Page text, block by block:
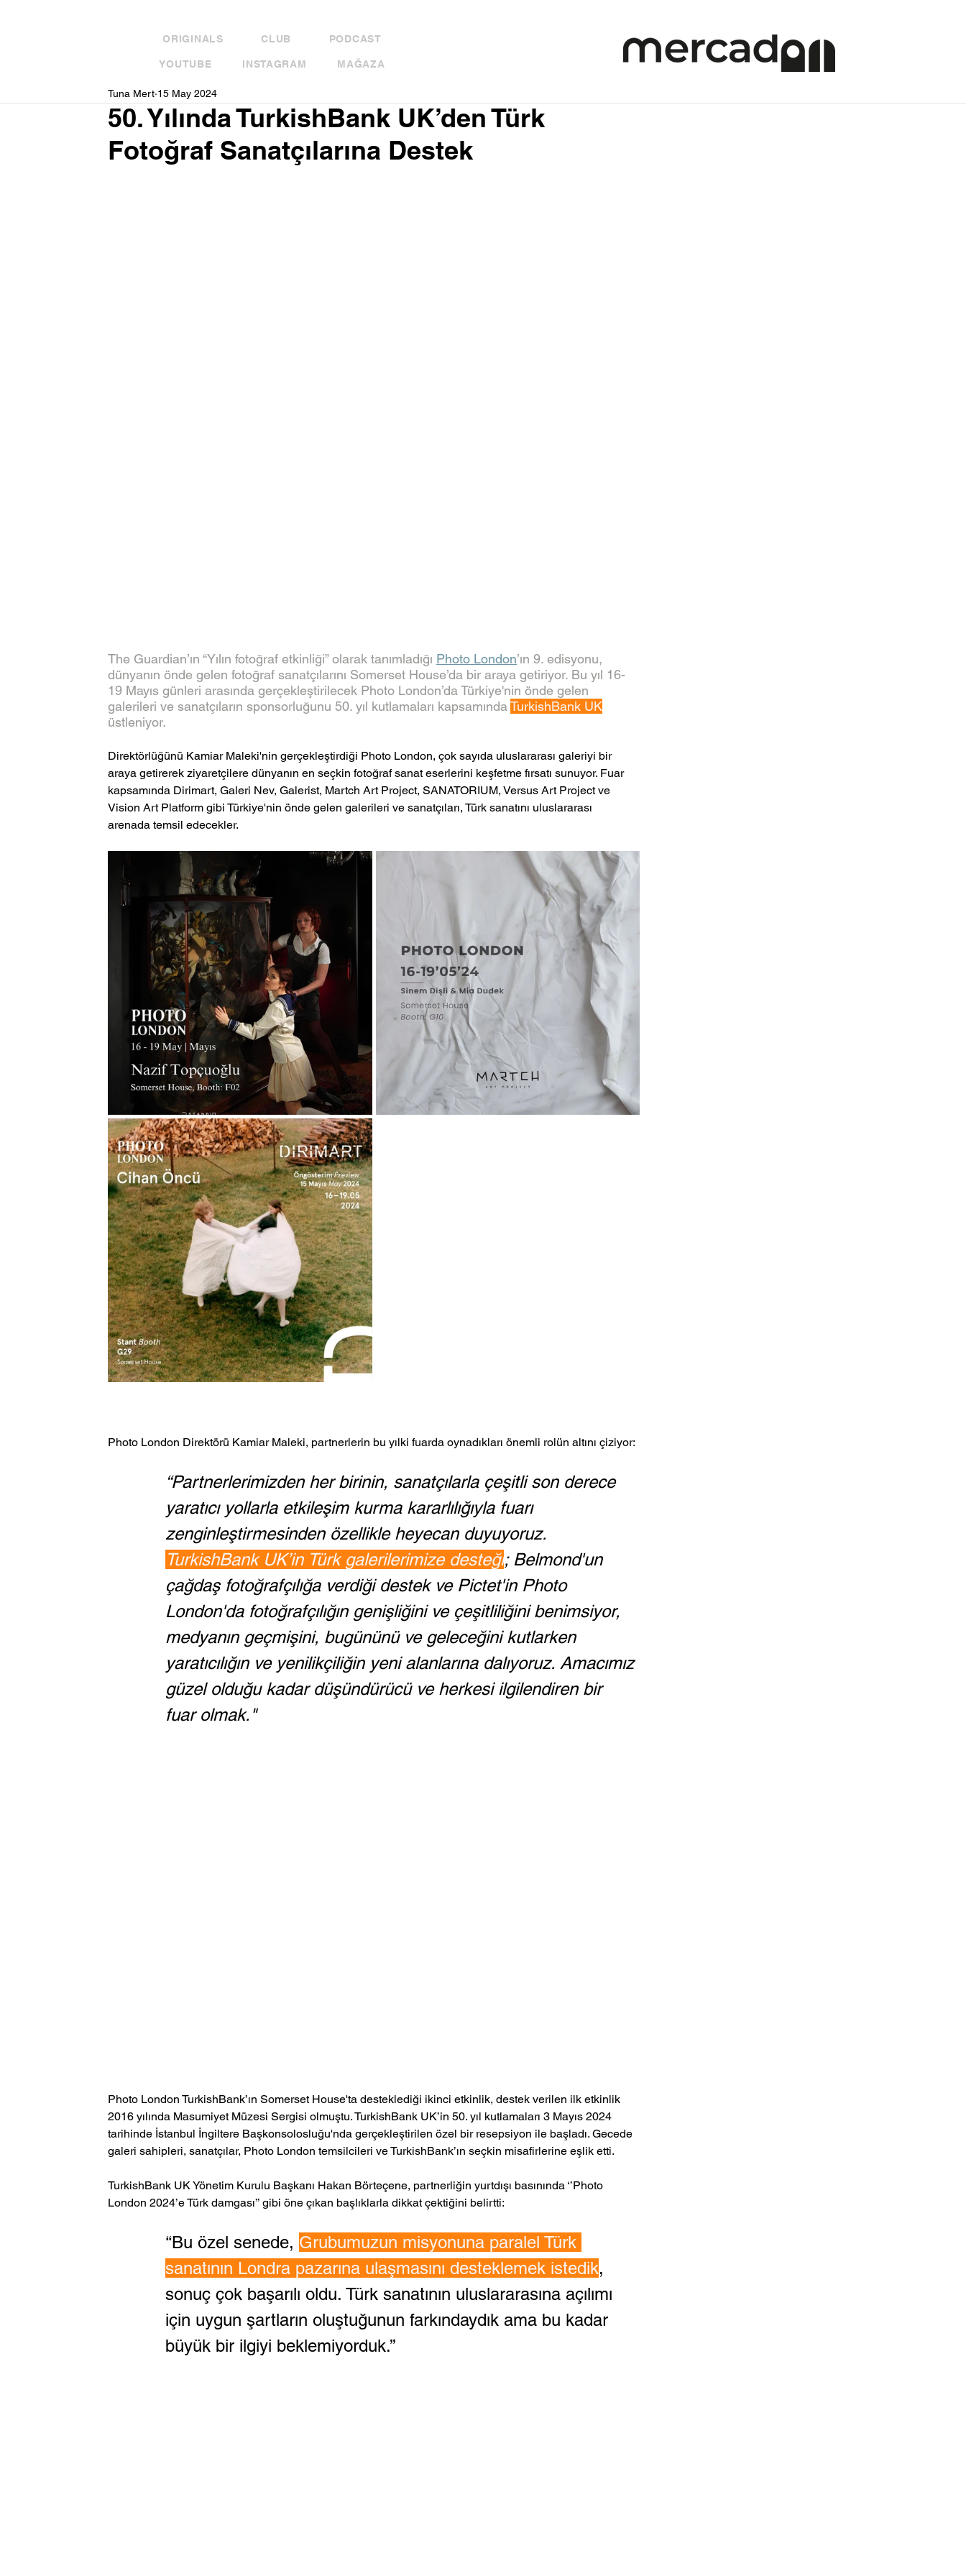
ORIGINALS CLUB PODCAST
YOUTUBE INSTAGRAM MAĞAZA
50. Yılında TurkishBank UK’den Türk
Fotoğraf Sanatçılarına Destek
Tuna Mert 15 May 2024
The Guardian’ın “Yılın fotoğraf etkinliği” olarak tanımladığı Photo London’ın 9. edisyonu,
dünyanın önde gelen fotoğraf sanatçılarını Somerset House’da bir araya getiriyor. Bu yıl 16-
19 Mayıs günleri arasında gerçekleştirilecek Photo London’da Türkiye'nin önde gelen
galerileri ve sanatçıların sponsorluğunu 50. yıl kutlamaları kapsamında TurkishBank UK
üstleniyor.
Direktörlüğünü Kamiar Maleki'nin gerçekleştirdiği Photo London, çok sayıda uluslararası galeriyi bir
araya getirerek ziyaretçilere dünyanın en seçkin fotoğraf sanat eserlerini keşfetme fırsatı sunuyor. Fuar
kapsamında Dirimart, Galeri Nev, Galerist, Martch Art Project, SANATORIUM, Versus Art Project ve
Vision Art Platform gibi Türkiye'nin önde gelen galerileri ve sanatçıları, Türk sanatını uluslararası
arenada temsil edecekler.
Photo London Direktörü Kamiar Maleki, partnerlerin bu yılki fuarda oynadıkları önemli rolün altını çiziyor:
“Partnerlerimizden her birinin, sanatçılarla çeşitli son derece
yaratıcı yollarla etkileşim kurma kararlılığıyla fuarı
zenginleştirmesinden özellikle heyecan duyuyoruz.
TurkishBank UK’in Türk galerilerimize desteği; Belmond'un
çağdaş fotoğrafçılığa verdiği destek ve Pictet'in Photo
London'da fotoğrafçılığın genişliğini ve çeşitliliğini benimsiyor,
medyanın geçmişini, bugününü ve geleceğini kutlarken
yaratıcılığın ve yenilikçiliğin yeni alanlarına dalıyoruz. Amacımız
güzel olduğu kadar düşündürücü ve herkesi ilgilendiren bir
fuar olmak."
Photo London TurkishBank’ın Somerset House'ta desteklediği ikinci etkinlik, destek verilen ilk etkinlik
2016 yılında Masumiyet Müzesi Sergisi olmuştu. TurkishBank UK’in 50. yıl kutlamaları 3 Mayıs 2024
tarihinde İstanbul İngiltere Başkonsolosluğu'nda gerçekleştirilen özel bir resepsiyon ile başladı. Gecede
galeri sahipleri, sanatçılar, Photo London temsilcileri ve TurkishBank’ın seçkin misafirlerine eşlik etti.
TurkishBank UK Yönetim Kurulu Başkanı Hakan Börteçene, partnerliğin yurtdışı basınında ‘’Photo
London 2024’e Türk damgası’’ gibi öne çıkan başlıklarla dikkat çektiğini belirtti:
‘‘Bu özel senede, Grubumuzun misyonuna paralel Türk
sanatının Londra pazarına ulaşmasını desteklemek istedik,
sonuç çok başarılı oldu. Türk sanatının uluslararasına açılımı
için uygun şartların oluştuğunun farkındaydık ama bu kadar
büyük bir ilgiyi beklemiyorduk.’’